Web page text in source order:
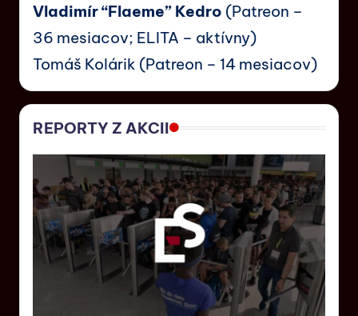
Vladimír “Flaeme” Kedro (Patreon –
36 mesiacov; ELITA – aktívny)
Tomáš Kolárik (Patreon – 14 mesiacov)
REPORTY Z AKCII